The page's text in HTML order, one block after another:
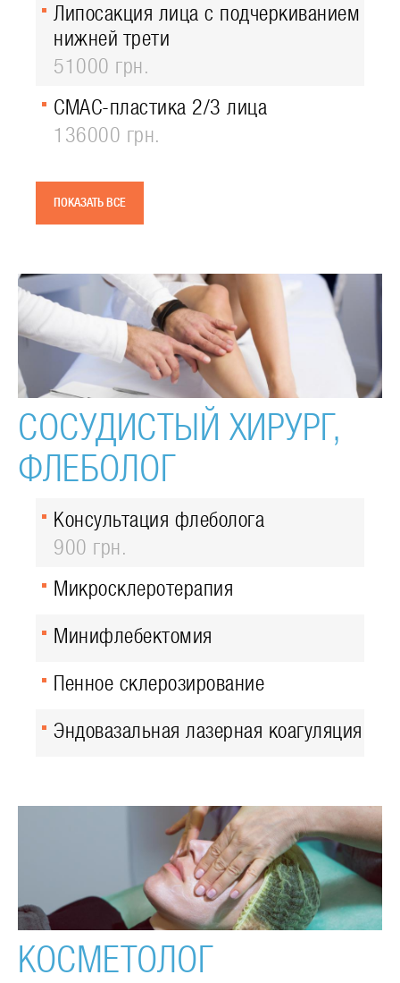
Липосакция лица с подчеркиванием
нижней трети
51000 грн.
СМАС-пластика 2/3 лица
136000 грн.
ПОКАЗАТЬ ВСЕ
СОСУДИСТЫЙ ХИРУРГ,
ФЛЕБОЛОГ
Консультация флеболога
900 грн.
Микросклеротерапия
Минифлебектомия
Пенное склерозирование
Эндовазальная лазерная коагуляция
КОСМЕТОЛОГ